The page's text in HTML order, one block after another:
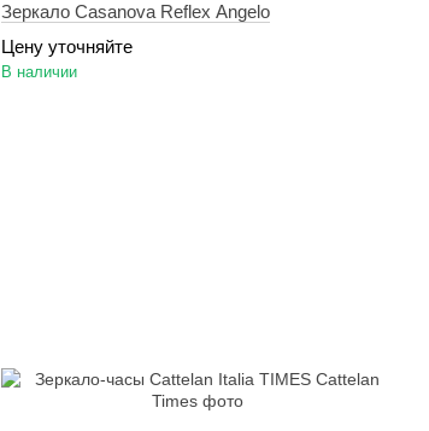
Зеркало Casanova Reflex Angelo
Цену уточняйте
В наличии